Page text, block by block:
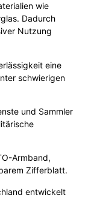
wie
Dadurch
Nutzung
eine
schwierigen
und Sammler
Armband,
Zifferblatt.
entwickelt